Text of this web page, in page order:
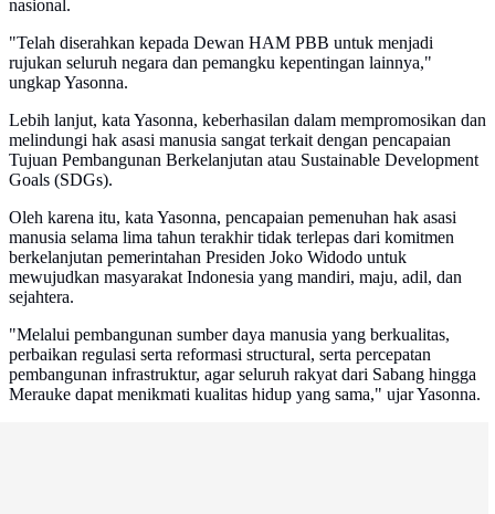
nasional.
"Telah diserahkan kepada Dewan HAM PBB untuk menjadi
rujukan seluruh negara dan pemangku kepentingan lainnya,"
ungkap Yasonna.
Lebih lanjut, kata Yasonna, keberhasilan dalam mempromosikan dan
melindungi hak asasi manusia sangat terkait dengan pencapaian
Tujuan Pembangunan Berkelanjutan atau Sustainable Development
Goals (SDGs).
Oleh karena itu, kata Yasonna, pencapaian pemenuhan hak asasi
manusia selama lima tahun terakhir tidak terlepas dari komitmen
berkelanjutan pemerintahan Presiden Joko Widodo untuk
mewujudkan masyarakat Indonesia yang mandiri, maju, adil, dan
sejahtera.
"Melalui pembangunan sumber daya manusia yang berkualitas,
perbaikan regulasi serta reformasi structural, serta percepatan
pembangunan infrastruktur, agar seluruh rakyat dari Sabang hingga
Merauke dapat menikmati kualitas hidup yang sama," ujar Yasonna.